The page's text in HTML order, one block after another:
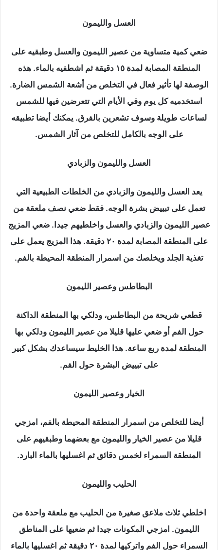
العسل والليمون
ضعي كمية متساوية من عصير الليمون والعسل وطبقيه على
المنطقة المصابة لمدة ١٥ دقيقة ثم اشطفيه بالماء. هذه
الوصفة لها تأثير فعال في التخلص من أشعة الشمس الضارة.
استخدميه كل يوم وفي الأيام التي تتعرضين فيها للشمس
لساعات طويلة وسوف تشعرين بالفرق. يمكنك أيضا تطبيقه
على الوجه بالكامل للتخلص من آثار الشمس.
العسل والليمون والزبادي
يعد العسل والليمون والزبادي من الخلطات الطبيعية التي
تعمل على تبييض بشرة الوجه. فقط ضعي نصف ملعقة من
عصير الليمون والزبادي والعسل واخلطيهم جيدا. ضعي المزيج
على المنطقة المصابة لمدة ٢٠ دقيقة. هذا المزيج يعمل على
تغذية الجلد ويخلصك من اسمرار المنطقة المحيطة بالفم.
البطاطس وعصير الليمون
قطعي شريحة من البطاطس، ودلكي بها المنطقة الداكنة
حول الفم أو ضعي عليها قليلا من عصير الليمون ودلكي بها
المنطقة لمدة ربع ساعة. هذا الخليط سيساعدك بشكل كبير
على تبييض البشرة حول الفم.
الخيار وعصير الليمون
أيضا للتخلص من اسمرار المنطقة المحيطة بالفم، امزجي
قليلا من عصير الخيار والليمون مع بعضهما وطبقيهم على
المنطقة السمراء لخمس دقائق ثم اغسليها بالماء البارد.
الحليب والليمون
اخلطي ثلاث ملاعق صغيرة من الحليب مع ملعقة واحدة من
الليمون. امزجي المكونات جيدا ثم ضعيها على المناطق
السمراء حول الفم واتركيها لمدة ٢٠ دقيقة ثم اغسليها بالماء